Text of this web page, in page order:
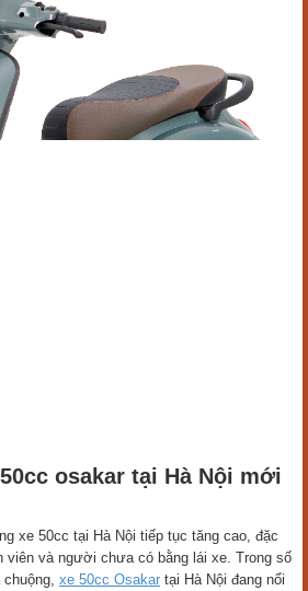
osakar tại Hà Nội mới
xe 50cc tại Hà Nội tiếp tục tăng cao, đặc
viên và người chưa có bằng lái xe. Trong số
xe 50cc Osakar tại Hà Nội đang nổi